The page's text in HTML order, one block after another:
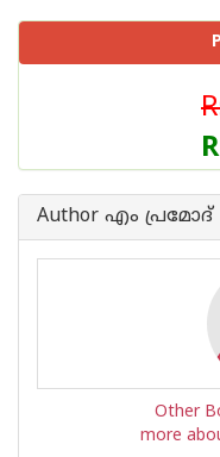
Author എം പ്രമോദ്
Other
more